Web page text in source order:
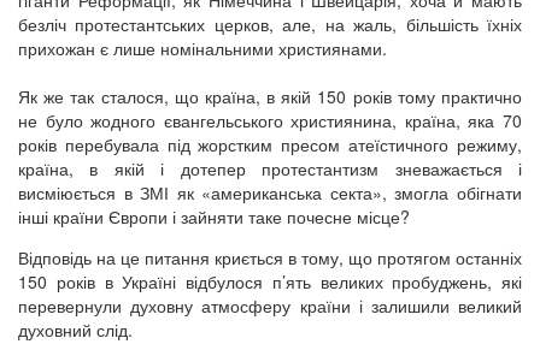
безліч протестантських церков, але, на жаль, більшість їхніх
прихожан є лише номінальними християнами.
Як же так сталося, що країна, в якій 150 років тому практично
не було жодного євангельського християнина, країна, яка 70
років перебувала під жорстким пресом атеїстичного режиму,
країна, в якій і дотепер протестантизм зневажається і
висміюється в ЗМІ як «американська секта», змогла обігнати
інші країни Європи і зайняти таке почесне місце?
Відповідь на це питання криється в тому, що протягом останніх
150 років в Україні відбулося п’ять великих пробуджень, які
перевернули духовну атмосферу країни і залишили великий
духовний слід.